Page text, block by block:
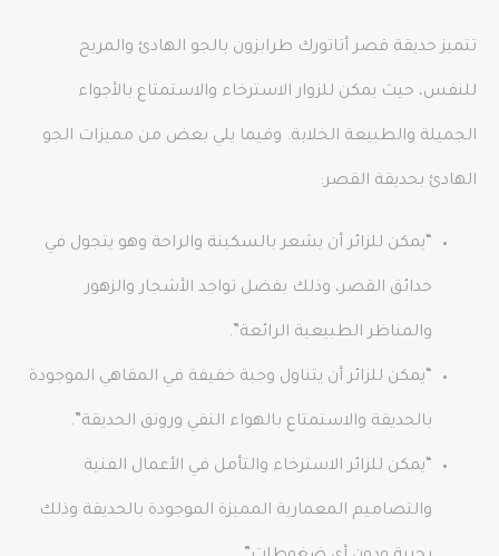
تتميز حديقة قصر أتاتورك طرابزون بالجو الهادئ والمريح
للنفس، حيث يمكن للزوار الاسترخاء والاستمتاع بالأجواء
الجميلة والطبيعة الخلابة. وفيما يلي بعض من مميزات الجو
الهادئ بحديقة القصر:
“يمكن للزائر أن يشعر بالسكينة والراحة وهو يتجول في
حدائق القصر، وذلك بفضل تواجد الأشجار والزهور
والمناظر الطبيعية الرائعة”.
“يمكن للزائر أن يتناول وجبة خفيفة في المقاهي الموجودة
بالحديقة والاستمتاع بالهواء النقي ورونق الحديقة”.
“يمكن للزائر الاسترخاء والتأمل في الأعمال الفنية
والتصاميم المعمارية المميزة الموجودة بالحديقة وذلك